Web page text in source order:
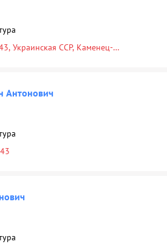
Украинская ССР, Каменец-
Антонович